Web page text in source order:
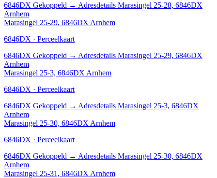
6846DX Gekoppeld → Adresdetails Marasingel 25-28, 6846DX
Arnhem
Marasingel 25-29, 6846DX Arnhem
6846DX · Perceelkaart
6846DX Gekoppeld → Adresdetails Marasingel 25-29, 6846DX
Arnhem
Marasingel 25-3, 6846DX Arnhem
6846DX · Perceelkaart
6846DX Gekoppeld → Adresdetails Marasingel 25-3, 6846DX
Arnhem
Marasingel 25-30, 6846DX Arnhem
6846DX · Perceelkaart
6846DX Gekoppeld → Adresdetails Marasingel 25-30, 6846DX
Arnhem
Marasingel 25-31, 6846DX Arnhem